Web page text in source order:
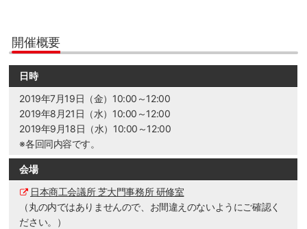
開催概要
日時
2019年7月19日（金）10:00～12:00
2019年8月21日（水）10:00～12:00
2019年9月18日（水）10:00～12:00
※各回同内容です。
会場
日本商工会議所 芝大門事務所 研修室
（丸の内ではありませんので、お間違えのないようにご確認く
ださい。）